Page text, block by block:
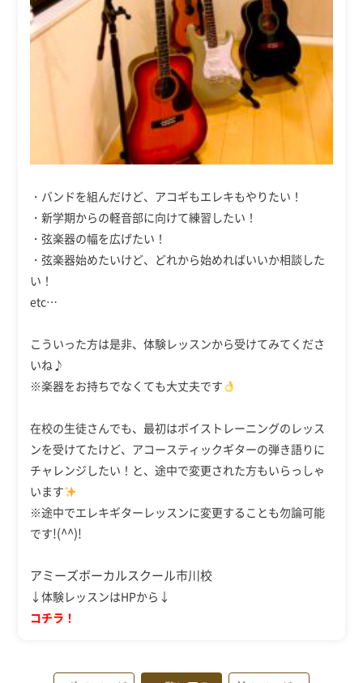
・バンドを組んだけど、アコギもエレキもやりたい！
・新学期からの軽音部に向けて練習したい！
・弦楽器の幅を広げたい！
・弦楽器始めたいけど、どれから始めればいいか相談した
い！
etc…
こういった方は是非、体験レッスンから受けてみてくださ
いね♪
※楽器をお持ちでなくても大丈夫です
在校の生徒さんでも、最初はボイストレーニングのレッス
ンを受けてたけど、アコースティックギターの弾き語りに
チャレンジしたい！と、途中で変更された方もいらっしゃ
います
※途中でエレキギターレッスンに変更することも勿論可能
です!(^^)!
アミーズボーカルスクール市川校
↓体験レッスンはHPから↓
コチラ！